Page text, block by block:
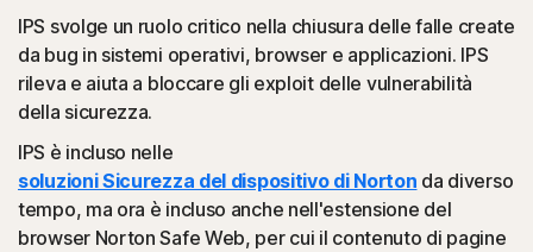
IPS svolge un ruolo critico nella chiusura delle falle create
da bug in sistemi operativi, browser e applicazioni. IPS
rileva e aiuta a bloccare gli exploit delle vulnerabilità
della sicurezza.
IPS è incluso nelle
soluzioni Sicurezza del dispositivo di Norton da diverso
tempo, ma ora è incluso anche nell'estensione del
browser Norton Safe Web, per cui il contenuto di pagine